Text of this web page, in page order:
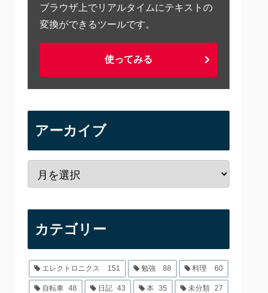
ブラウザ上でリアルタイムにテキストの
変換ができるツールです。
使ってみる
アーカイブ
カテゴリー
エレクトロニクス 151 勉強 88 料理 60
自転車 48 日記 43 本 35 未分類 27